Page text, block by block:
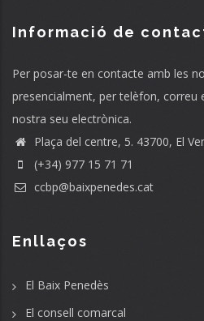
Informació de
Per posar-te en contacte amb les
presencialment, per telèfon, correu
nostra seu electrònica.
Plaça del centre, 5. 43700, El
(+34) 977 15 71 71
ccbp@baixpenedes.cat
Enllaços
El Baix Penedès
El consell comarcal